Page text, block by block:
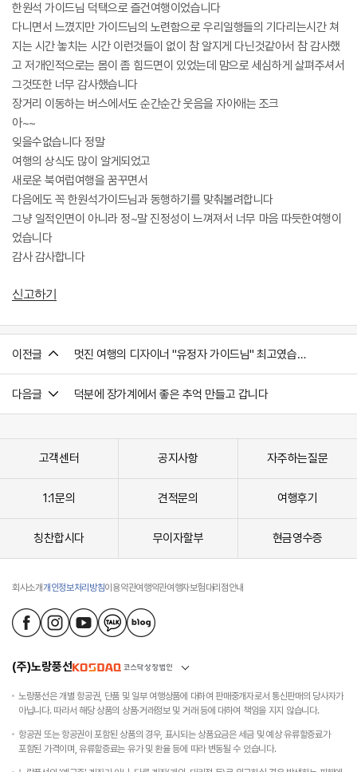
한원석 가이드님 덕택으로 즐건여행이었습니다
다니면서 느꼈지만 가이드님의 노련함으로 우리일행들의 기다리는시간 쳐
지는 시간 놓치는 시간 이런것들이 없이 참 알지게 다닌것같아서 참 감사했
고 저개인적으로는 몸이 좀 힘드면이 있었는데 맘으로 세심하게 살펴주셔서
그것또한 너무 감사했습니다
장거리 이동하는 버스에서도 순간순간 웃음을 자아애는 조크
아~~
잊을수없습니다 정말
여행의 상식도 많이 알게되었고
새로운 북여럽여행을 꿈꾸면서
다음에도 꼭 한원석가이드님과 동행하기를 맞춰볼려합니다
그냥 일적인면이 아니라 정~말 진정성이 느껴져서 너무 마음 따듯한여행이
었습니다
감사 감사합니다
신고하기
이전글 멋진 여행의 디자이너 "유정자 가이드님" 최고였습니다!
다음글 덕분에 장가계에서 좋은 추억 만들고 갑니다
고객센터 공지사항 자주하는질문
1:1문의 견적문의 여행후기
칭찬합시다 무이자할부 현금영수증
회사소개개인정보처리방침이용약관여행약관여행자보험대리점안내
(주)노랑풍선
노랑풍선은 개별 항공권, 단품 및 일부 여행상품에 대하여 판매중개자로서 통신판매의 당사자가
아닙니다. 따라서 해당 상품의 상품·거래정보 및 거래 등에 대하여 책임을 지지 않습니다.
항공권 또는 항공권이 포함된 상품의 경우, 표시되는 상품요금은 세금 및 예상 유류할증료가
포함된 가격이며, 유류할증료는 유가 및 환율 등에 따라 변동될 수 있습니다.